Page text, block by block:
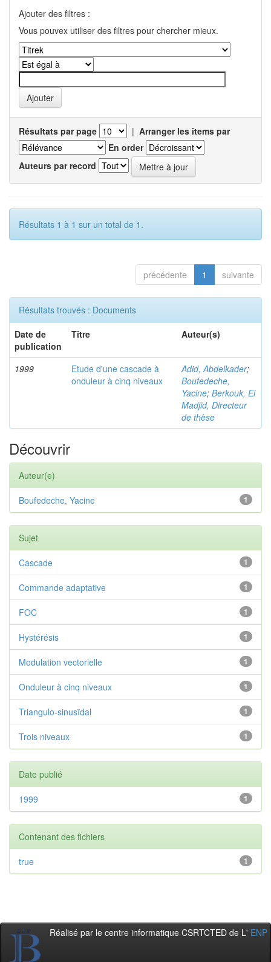
Ajouter des filtres :
Vous pouvex utiliser des filtres pour chercher mieux.
Résultats par page | Arranger les items par
En order
Auteurs par record
Résultats 1 à 1 sur un total de 1.
précédente 1 suivante
Résultats trouvés : Documents
Date de
publication
Titre Auteur(s)
1999
Etude d'une cascade à
onduleur à cinq niveaux
Adid, Abdelkader;
Boufedeche,
Yacine; Berkouk, El
Madjid, Directeur
de thèse
Découvrir
Auteur(e)
1
Boufedeche, Yacine
Sujet
1
Cascade
1
Commande adaptative
1
FOC
1
Hystérésis
1
Modulation vectorielle
1
Onduleur à cinq niveaux
1
Triangulo-sinusïdal
1
Trois niveaux
Date publié
1
1999
Contenant des fichiers
1
true
Réalisé par le centre informatique CSRTCTED de L' ENP